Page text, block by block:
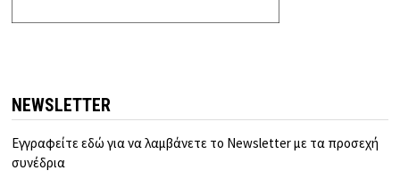
NEWSLETTER
Εγγραφείτε εδώ για να λαμβάνετε το Newsletter με τα προσεχή
συνέδρια